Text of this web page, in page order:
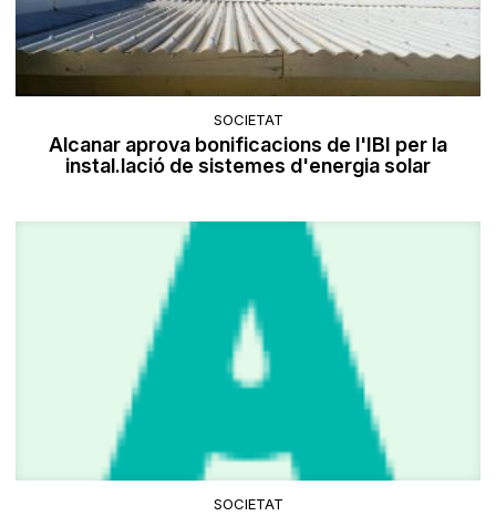
SOCIETAT
Alcanar aprova bonificacions de l'IBI per la
instal.lació de sistemes d'energia solar
SOCIETAT